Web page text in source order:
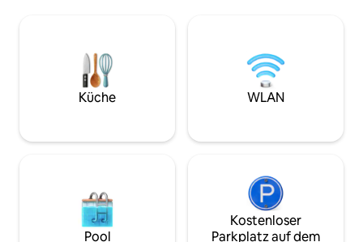
großes Badezimmer mit einer
Badewanne (ohne Whirlpool). Wir
schlagen vor, eine friedliche, ruhige und
freundliche Atmosphäre zu bieten, wir
mit breiten
sicheren Gegend.
kompletten
350 METER vom
Küche WLAN
Pool
Kostenloser
Parkplatz auf dem